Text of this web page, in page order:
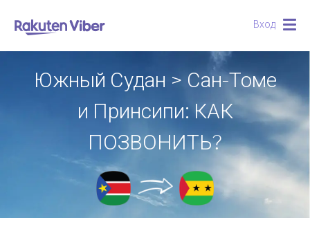
Вход
Южный Судан > Сан-Томе
и Принсипи: КАК
ПОЗВОНИТЬ?